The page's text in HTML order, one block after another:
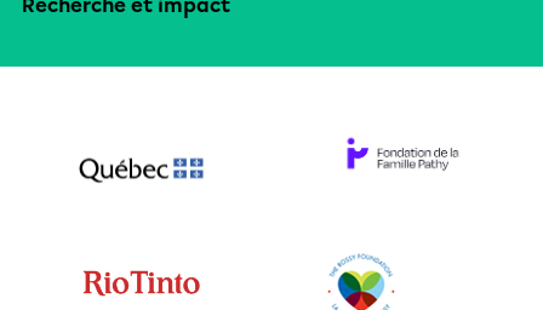
Recherche et impact